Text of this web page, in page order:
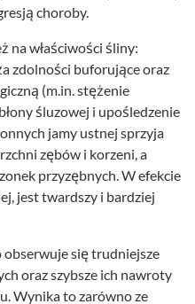
choroby.
na właściwości śliny:
zdolności buforujące oraz
(m.in. stężenie
śluzowej i upośledzenie
jamy ustnej sprzyja
zębów i korzeni, a
przyzębnych. W efekcie
jest twardszy i bardziej
obserwuje się trudniejsze
oraz szybsze ich nawroty
Wynika to zarówno ze